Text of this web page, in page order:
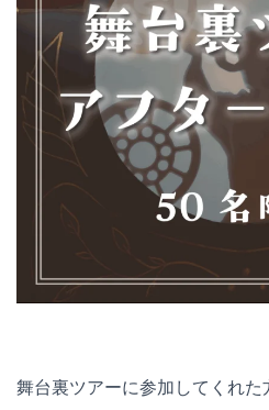
舞台裏ツアーに参加してくれた